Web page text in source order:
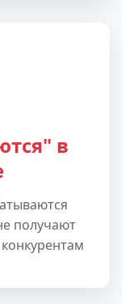
в
получают